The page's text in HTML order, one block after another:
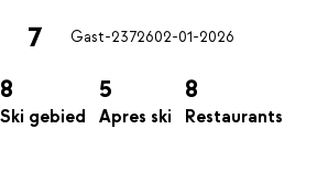
7 Gast-2372602-01-2026
8
Ski gebied
5
Apres ski
8
Restaurants